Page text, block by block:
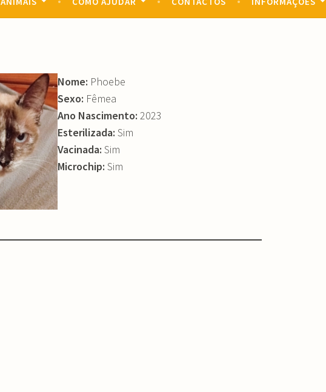
Nome: Phoebe
Sexo: Fêmea
Ano Nascimento: 2023
Esterilizada: Sim
Vacinada: Sim
Microchip: Sim